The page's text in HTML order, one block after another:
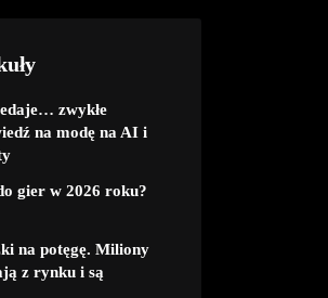
zwykłe
na modę na AI i
gier w 2026 roku?
na potęgę. Miliony
z rynku i są